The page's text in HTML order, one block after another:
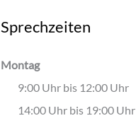
Sprechzeiten
Montag
9:00 Uhr bis 12:00 Uhr
14:00 Uhr bis 19:00 Uhr